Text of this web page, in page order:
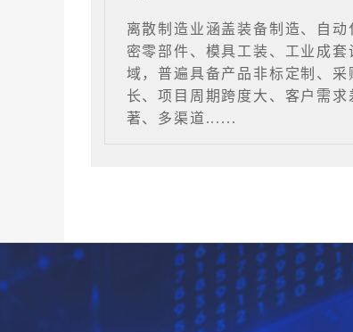
离散制造业涵盖装备制造、自动
密零部件、模具工装、工业成套
域，普遍具备产品非标定制、采
长、项目周期跨度大、客户需求
著、多渠道......